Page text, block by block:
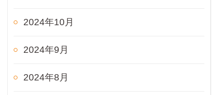
2024年10月
2024年9月
2024年8月